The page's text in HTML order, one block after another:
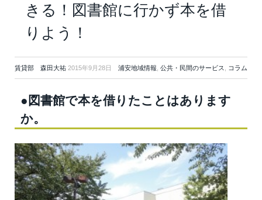
きる！図書館に行かず本を借
りよう！
賃貸部 森田大祐 2015年9月28日 浦安地域情報 公共・民間のサービス コラム
●図書館で本を借りたことはあります
か。